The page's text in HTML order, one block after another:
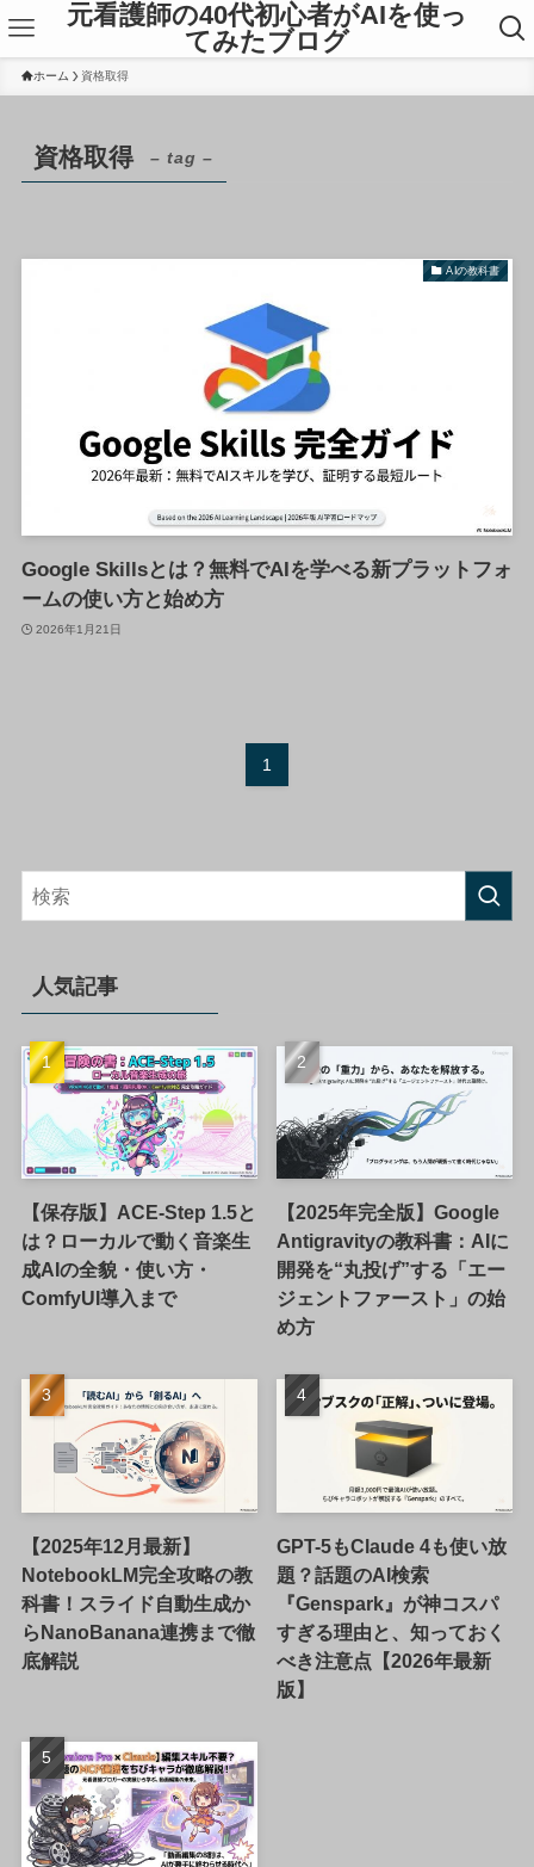
元看護師の40代初心者がAIを使っ
てみたブログ
ホーム 資格取得
資格取得 – tag –
AIの教科書
Google Skillsとは？無料でAIを学べる新プラットフォ
ームの使い方と始め方
2026年1月21日
1
人気記事
【保存版】ACE-Step 1.5と
は？ローカルで動く音楽生
成AIの全貌・使い方・
ComfyUI導入まで
【2025年完全版】Google
Antigravityの教科書：AIに
開発を“丸投げ”する「エー
ジェントファースト」の始
め方
【2025年12月最新】
NotebookLM完全攻略の教
科書！スライド自動生成か
らNanoBanana連携まで徹
底解説
GPT-5もClaude 4も使い放
題？話題のAI検索
『Genspark』が神コスパ
すぎる理由と、知っておく
べき注意点【2026年最新
版】